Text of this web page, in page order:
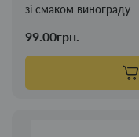
зі смаком винограду
99.00грн.